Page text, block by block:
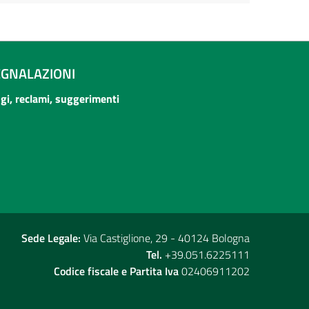
reclami, suggerimenti
Sede Legale: Via Castiglione, 29 - 40124 Bologna
Tel. +39.051.6225111
Codice fiscale e Partita Iva02406911202